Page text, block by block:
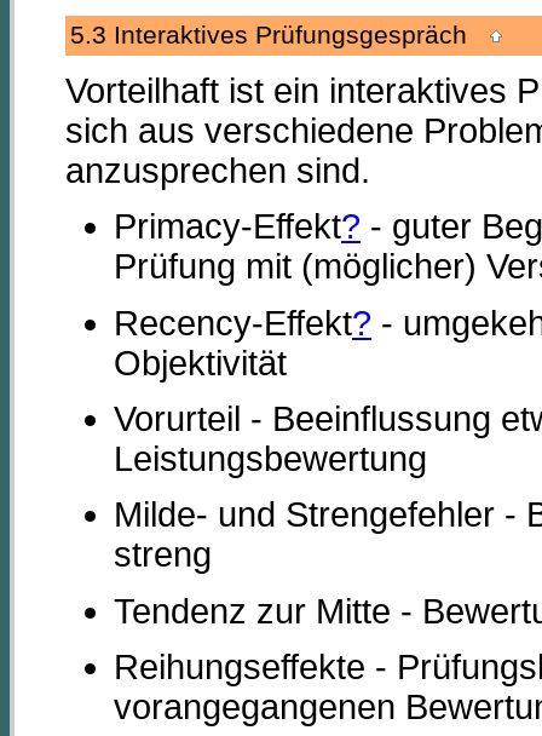
5.3 Interaktives Prüfungsgespräch
Vorteilhaft ist ein interaktives
sich aus verschiedene
anzusprechen sind.
Primacy-Effekt? - guter
Prüfung mit (möglicher)
Recency-Effekt? -
Objektivität
Vorurteil - Beeinflussung
Leistungsbewertung
Milde- und Strengefehler -
streng
Tendenz zur Mitte -
Reihungseffekte -
vorangegangenen